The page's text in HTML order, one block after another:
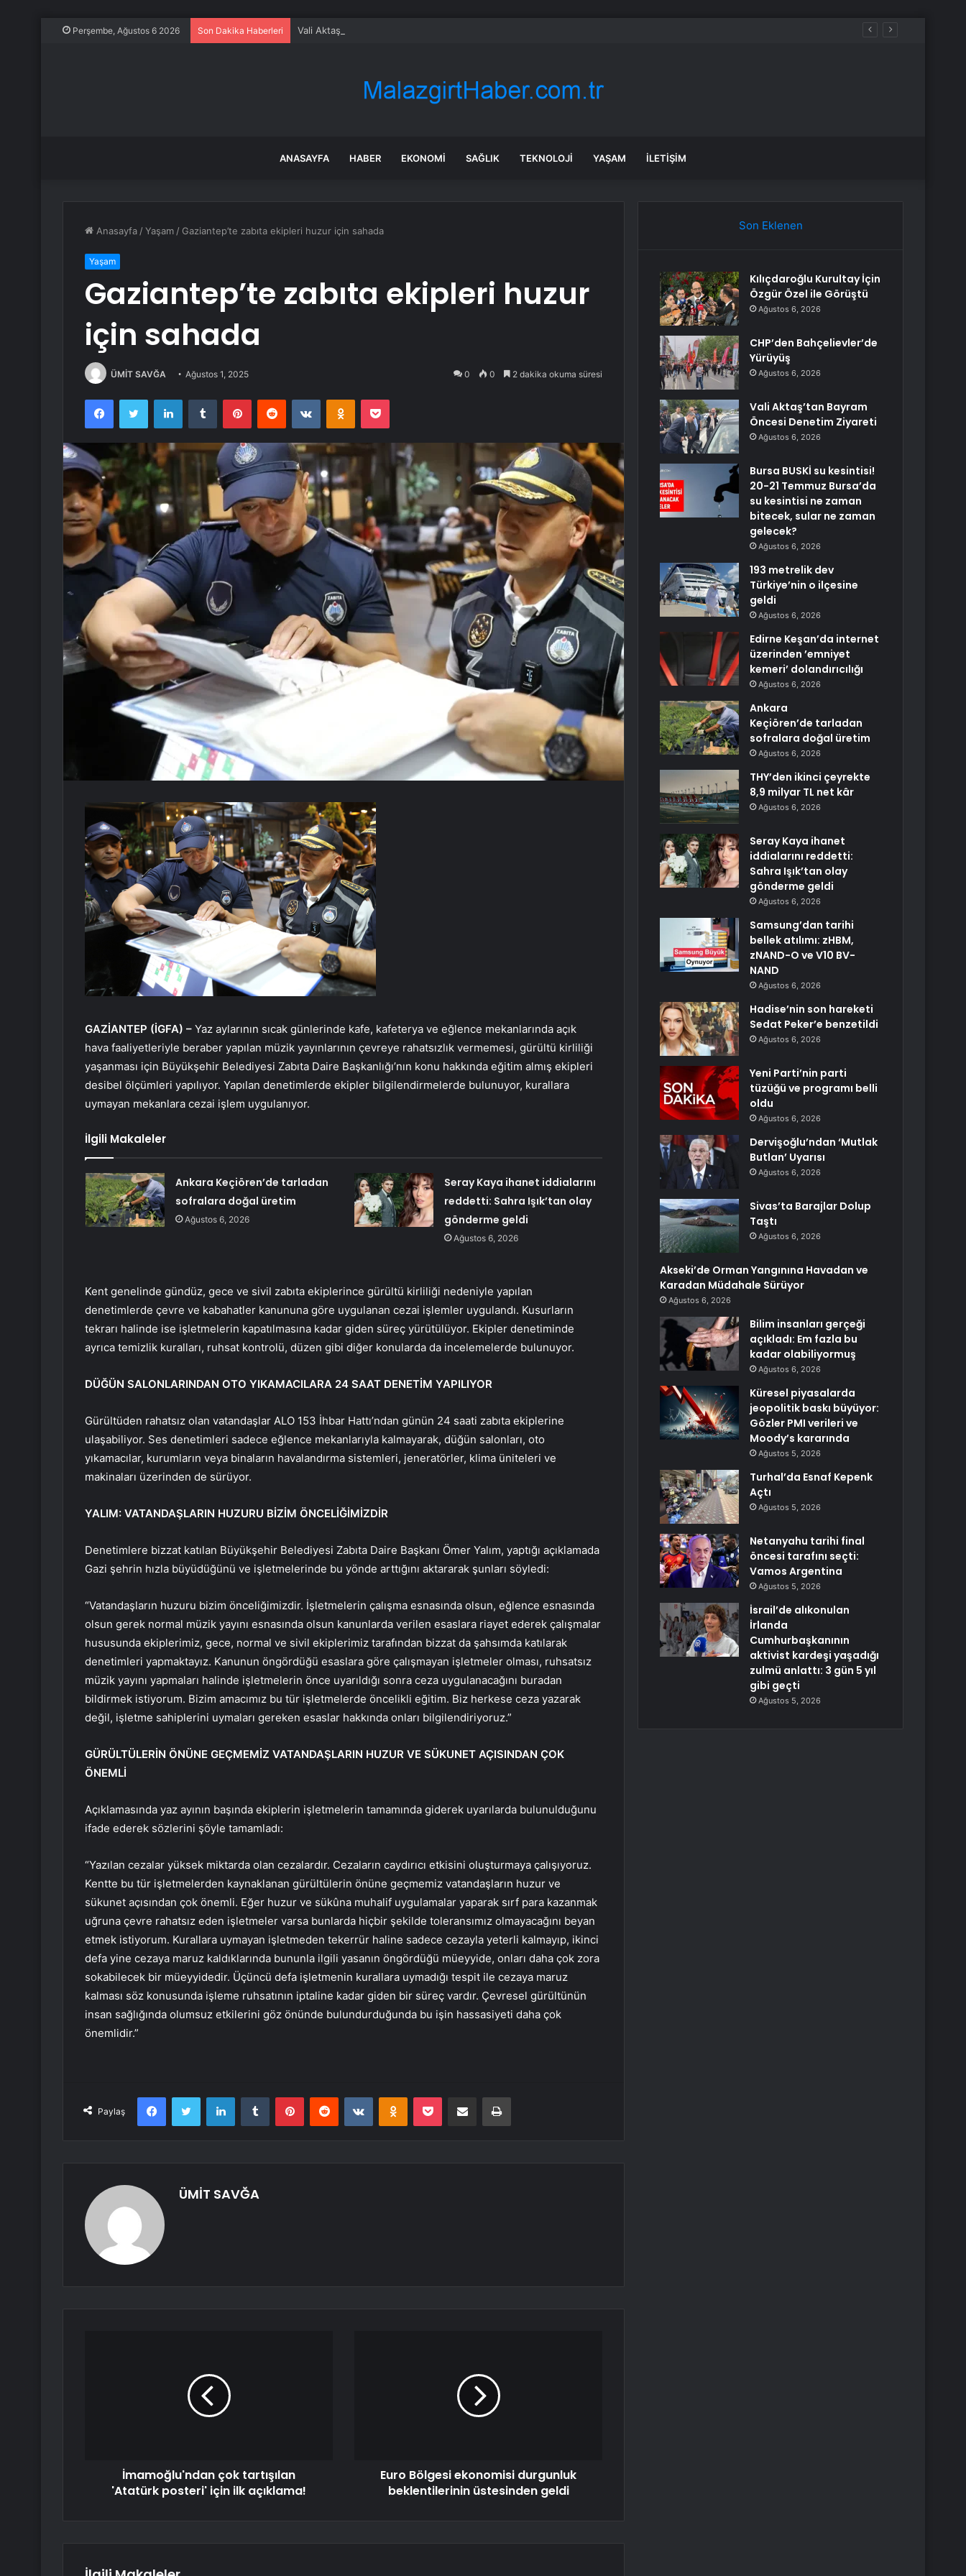
Perşembe, Ağustos 6 2026 Son Dakika Haberleri Vali Aktaş’tan Bayram Öncesi Denetim Ziyareti
ANASAYFA HABER EKONOMI SAĞLIK TEKNOLOJI YAŞAM İLETIŞIM
Anasayfa /Yaşam / Gaziantep’te zabıta ekipleri huzur için sahada
Yaşam
Gaziantep’te zabıta ekipleri huzur
için sahada
ÜMİT SAVĞA Ağustos 1, 2025 0 0 2 dakika okuma süresi
FacebookTwitter LinkedInTumblr PinterestReddit VKontakteOdnoklassniki
Pocket
GAZİANTEP (İGFA) – Yaz aylarının sıcak günlerinde kafe, kafeterya ve eğlence mekanlarında açık
hava faaliyetleriyle beraber yapılan müzik yayınlarının çevreye rahatsızlık vermemesi, gürültü kirliliği
yaşanması için Büyükşehir Belediyesi Zabıta Daire Başkanlığı’nın konu hakkında eğitim almış ekipleri
desibel ölçümleri yapılıyor. Yapılan denetimlerde ekipler bilgilendirmelerde bulunuyor, kurallara
uymayan mekanlara cezai işlem uygulanıyor.
İlgili Makaleler
Ankara Keçiören’de tarladan
sofralara doğal üretim
Ağustos 6, 2026
Seray Kaya ihanet iddialarını
reddetti: Sahra Işık’tan olay
gönderme geldi
Ağustos 6, 2026
Kent genelinde gündüz, gece ve sivil zabıta ekiplerince gürültü kirliliği nedeniyle yapılan
denetimlerde çevre ve kabahatler kanununa göre uygulanan cezai işlemler uygulandı. Kusurların
tekrarı halinde ise işletmelerin kapatılmasına kadar giden süreç yürütülüyor. Ekipler denetiminde
ayrıca temizlik kuralları, ruhsat kontrolü, düzen gibi diğer konularda da incelemelerde bulunuyor.
DÜĞÜN SALONLARINDAN OTO YIKAMACILARA 24 SAAT DENETİM YAPILIYOR
Gürültüden rahatsız olan vatandaşlar ALO 153 İhbar Hattı’ndan günün 24 saati zabıta ekiplerine
ulaşabiliyor. Ses denetimleri sadece eğlence mekanlarıyla kalmayarak, düğün salonları, oto
yıkamacılar, kurumların veya binaların havalandırma sistemleri, jeneratörler, klima üniteleri ve
makinaları üzerinden de sürüyor.
YALIM: VATANDAŞLARIN HUZURU BİZİM ÖNCELİĞİMİZDİR
Denetimlere bizzat katılan Büyükşehir Belediyesi Zabıta Daire Başkanı Ömer Yalım, yaptığı açıklamada
Gazi şehrin hızla büyüdüğünü ve işletmelerinde bu yönde arttığını aktararak şunları söyledi:
“Vatandaşların huzuru bizim önceliğimizdir. İşletmelerin çalışma esnasında olsun, eğlence esnasında
olsun gerek normal müzik yayını esnasında olsun kanunlarda verilen esaslara riayet ederek çalışmalar
hususunda ekiplerimiz, gece, normal ve sivil ekiplerimiz tarafından bizzat da şahsımda katılarak
denetimleri yapmaktayız. Kanunun öngördüğü esaslara göre çalışmayan işletmeler olması, ruhsatsız
müzik yayını yapmaları halinde işletmelerin önce uyarıldığı sonra ceza uygulanacağını buradan
bildirmek istiyorum. Bizim amacımız bu tür işletmelerde öncelikli eğitim. Biz herkese ceza yazarak
değil, işletme sahiplerini uymaları gereken esaslar hakkında onları bilgilendiriyoruz.”
GÜRÜLTÜLERİN ÖNÜNE GEÇMEMİZ VATANDAŞLARIN HUZUR VE SÜKUNET AÇISINDAN ÇOK
ÖNEMLİ
Açıklamasında yaz ayının başında ekiplerin işletmelerin tamamında giderek uyarılarda bulunulduğunu
ifade ederek sözlerini şöyle tamamladı:
“Yazılan cezalar yüksek miktarda olan cezalardır. Cezaların caydırıcı etkisini oluşturmaya çalışıyoruz.
Kentte bu tür işletmelerden kaynaklanan gürültülerin önüne geçmemiz vatandaşların huzur ve
sükunet açısından çok önemli. Eğer huzur ve sükûna muhalif uygulamalar yaparak sırf para kazanmak
uğruna çevre rahatsız eden işletmeler varsa bunlarda hiçbir şekilde toleransımız olmayacağını beyan
etmek istiyorum. Kurallara uymayan işletmeden tekerrür haline sadece cezayla yeterli kalmayıp, ikinci
defa yine cezaya maruz kaldıklarında bununla ilgili yasanın öngördüğü müeyyide, onları daha çok zora
sokabilecek bir müeyyidedir. Üçüncü defa işletmenin kurallara uymadığı tespit ile cezaya maruz
kalması söz konusunda işleme ruhsatının iptaline kadar giden bir süreç vardır. Çevresel gürültünün
insan sağlığında olumsuz etkilerini göz önünde bulundurduğunda bu işin hassasiyeti daha çok
önemlidir.”
Paylaş
FacebookTwitter LinkedInTumblr PinterestReddit VKontakteOdnoklassniki
Pocket E-Posta ile paylaş Yazdır
ÜMİT SAVĞA
İmamoğlu'ndan çok tartışılan
'Atatürk posteri' için ilk açıklama!
Euro Bölgesi ekonomisi durgunluk
beklentilerinin üstesinden geldi
Son Eklenen
Kılıçdaroğlu Kurultay İçin
Özgür Özel ile Görüştü
Ağustos 6, 2026
CHP’den Bahçelievler’de
Yürüyüş
Ağustos 6, 2026
Vali Aktaş’tan Bayram
Öncesi Denetim Ziyareti
Ağustos 6, 2026
Bursa BUSKİ su kesintisi!
20-21 Temmuz Bursa’da
su kesintisi ne zaman
bitecek, sular ne zaman
gelecek?
Ağustos 6, 2026
193 metrelik dev
Türkiye’nin o ilçesine
geldi
Ağustos 6, 2026
Edirne Keşan’da internet
üzerinden ’emniyet
kemeri’ dolandırıcılığı
Ağustos 6, 2026
Ankara
Keçiören’de tarladan
sofralara doğal üretim
Ağustos 6, 2026
THY’den ikinci çeyrekte
8,9 milyar TL net kâr
Ağustos 6, 2026
Seray Kaya ihanet
iddialarını reddetti:
Sahra Işık’tan olay
gönderme geldi
Ağustos 6, 2026
Samsung’dan tarihi
bellek atılımı: zHBM,
zNAND-O ve V10 BV-
NAND
Ağustos 6, 2026
Hadise’nin son hareketi
Sedat Peker’e benzetildi
Ağustos 6, 2026
Yeni Parti’nin parti
tüzüğü ve programı belli
oldu
Ağustos 6, 2026
Dervişoğlu’ndan ‘Mutlak
Butlan’ Uyarısı
Ağustos 6, 2026
Sivas’ta Barajlar Dolup
Taştı
Ağustos 6, 2026
Akseki’de Orman Yangınına Havadan ve
Karadan Müdahale Sürüyor
Ağustos 6, 2026
Bilim insanları gerçeği
açıkladı: Em fazla bu
kadar olabiliyormuş
Ağustos 6, 2026
Küresel piyasalarda
jeopolitik baskı büyüyor:
Gözler PMI verileri ve
Moody’s kararında
Ağustos 5, 2026
Turhal’da Esnaf Kepenk
Açtı
Ağustos 5, 2026
Netanyahu tarihi final
öncesi tarafını seçti:
Vamos Argentina
Ağustos 5, 2026
İsrail’de alıkonulan
İrlanda
Cumhurbaşkanının
aktivist kardeşi yaşadığı
zulmü anlattı: 3 gün 5 yıl
gibi geçti
Ağustos 5, 2026